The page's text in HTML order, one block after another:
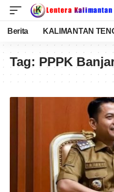
Berita KALIMANTAN
Tag: PPPK